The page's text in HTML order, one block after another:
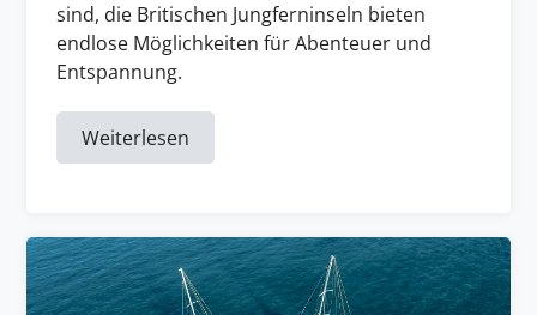
sind, die Britischen Jungferninseln bieten
endlose Möglichkeiten für Abenteuer und
Entspannung.
Weiterlesen